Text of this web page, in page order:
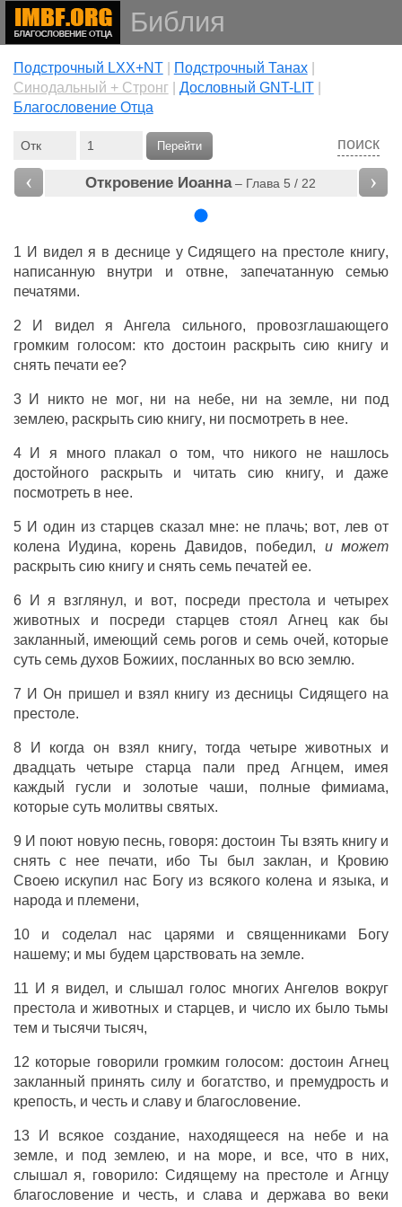
Библия
Подстрочный LXX+NT| Подстрочный Танах|
Cинодальный + Стронг| Дословный GNT-LIT|
Благословение Отца
поиск
Перейти
‹ Откровение Иоанна– Глава 5 / 22 ›
1 И виделя в десницеуСидящего на престоле книгу,
написанную
внутри и отвне, запечатанную
семью
печатями.
2 И виделяАнгела сильного, провозглашающего
громким
голосом: кто достоин раскрыть сию книгу и
снять печати ее?
3 И никтоне мог, ни на небе, ни на земле, ни под
землею, раскрыть сию книгу, ни посмотретьв нее.
4 И я много плакал о том, что никогоне нашлось
достойного
раскрыть и читать сию книгу, и
даже
посмотретьв нее.
5 И один из старцев сказал мне: не плачь; вот, лев от
колена
Иудина, корень Давидов, победил, и может
раскрыть сию книгу и снять семь печатей ее.
6 И я взглянул, и вот, посреди престола и
четырех
животных
и посреди старцев стоял Агнец как бы
закланный, имеющий семь рогов и семь очей, которые
суть семь духов Божиих, посланных во всю землю.
7 И Он пришел и взял книгу из десницы Сидящего на
престоле.
8 И когда он взял книгу, тогда четыре животных
и
двадцать
четыре старца пали пред Агнцем, имея
каждый
гусли и золотые чаши, полные фимиама,
которые суть молитвы святых.
9 И поют новую песнь, говоря: достоин Ты взять книгу и
снятьс нее печати, ибоТы был заклан, и
Кровию
Своею искупил нас Богу из всякого колена и языка, и
народа и племени,
10 и соделал нас царями и священниками
Богу
нашему; и мы будем царствовать на земле.
11 И я видел, и слышал голос многих Ангелов вокруг
престола и животных и старцев, и число их было тьмы
тем и тысячи тысяч,
12 которые говорили громким голосом: достоин Агнец
закланный принять силу и богатство, и премудрость и
крепость, и честь и славу и благословение.
13 И всякое создание, находящееся на небе и
на
земле, и под землею, и на море, и все, что в них,
слышаля, говорило: Сидящему на престоле и Агнцу
благословение
и честь, и слава и держава во веки